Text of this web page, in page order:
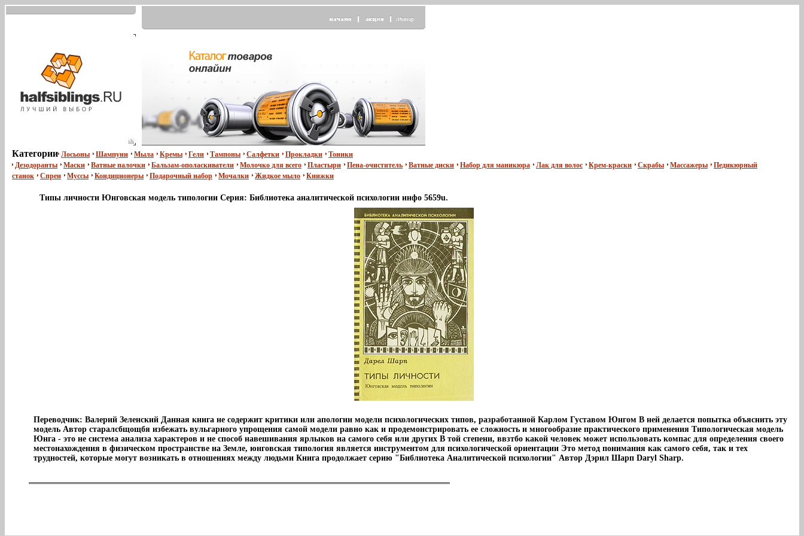
Категории Лосьоны Шампуни Мыла Кремы Гели Тампоны Салфетки Прокладки
Тоники
Дезодоранты
Маски Ватные палочки Бальзам-ополаскиватели Молочко для всего Пластыри Пена-очиститель Ватные диски Набор для маникюра Лак для волос Крем-краски Скрабы Массажеры
Педикюрный
станок
Спреи Муссы Кондиционеры Подарочный набор Мочалки Жидкое мыло Книжки
Типы личности Юнговская модель типологии Серия: Библиотека аналитической психологии инфо 5659u.
Переводчик: Валерий Зеленский Данная книга не содержит критики или апологии модели психологических типов, разработанной Карлом Густавом Юнгом В ней делается попытка объяснить эту
модель Автор старалсбщощбя избежать вульгарного упрощения самой модели равно как и продемонстрировать ее сложность и многообразие практического применения Типологическая модель
Юнга - это не система анализа характеров и не способ навешивания ярлыков на самого себя или других В той степени, ввзтбо какой человек может использовать компас для определения своего
местонахождения в физическом пространстве на Земле, юнговская типология является инструментом для психологической ориентации Это метод понимания как самого себя, так и тех
трудностей, которые могут возникать в отношениях между людьми Книга продолжает серию "Библиотека Аналитической психологии" Автор Дэрил Шарп Daryl Sharp.